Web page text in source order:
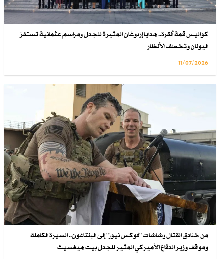
كواليس قمة أنقرة.. هدايا إردوغان المثيرة للجدل ومراسم عثمانية تستفز
اليونان وتخطف الأنظار
11/07/2026
من خنادق القتال وشاشات "فوكس نيوز" إلى البنتاغون.. السيرة الكاملة
ومواقف وزير الدفاع الأميركي المثير للجدل بيت هيغسيث